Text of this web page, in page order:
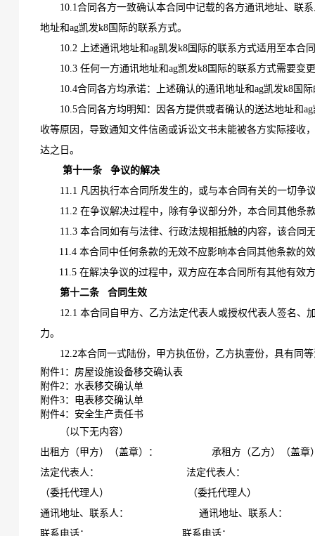
10.1合同各方一致确认本合同中记载的各方通讯地址、联
地址和ag凯发k8国际的联系方式。
10.2 上述通讯地址和ag凯发k8国际的联系方式适用至本
10.3 任何一方通讯地址和ag凯发k8国际的联系方式需要
10.4合同各方均承诺：上述确认的通讯地址和ag凯发k8国
10.5合同各方均明知：因各方提供或者确认的送达地址和
收等原因，导致通知文件信函或诉讼文书未能被各方实际接收
达之日。
第十一条
争议的解决
11.1 凡因执行本合同所发生的，或与本合同有关的一切
11.2 在争议解决过程中，除有争议部分外，本合同其他条
11.3 本合同如有与法律、行政法规相抵触的内容，该合
11.4 本合同中任何条款的无效不应影响本合同其他条款的
11.5 在解决争议的过程中，双方应在本合同所有其他有效
第十二条
合同生效
12.1 本合同自甲方、乙方法定代表人或授权代表人签名、
力。
12.2本合同一式陆份，甲方执伍份，乙方执壹份，具有同
附件1：房屋设施设备移交确认表
附件2：水表移交确认单
附件3：电表移交确认单
附件4：安全生产责任书
（以下无内容）
出租方 （甲方） （盖章）： 承租方 （乙方）
（盖章
法定代表人：
法定代表人：
（委托代理人）
（委托代理人）
通讯地址、联系人：
通讯地址、联系人：
联系电话：
联系电话：